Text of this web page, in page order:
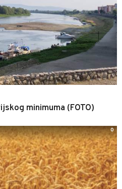
minimuma (FOTO)
0